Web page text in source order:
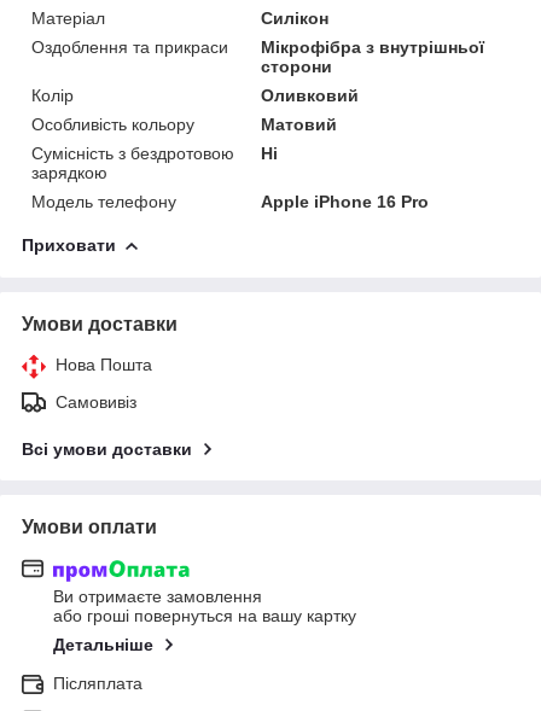
Матеріал
Силікон
Оздоблення та прикраси
Мікрофібра з внутрішньої
сторони
Колір
Оливковий
Особливість кольору
Матовий
Сумісність з бездротовою
зарядкою
Ні
Модель телефону Apple iPhone 16 Pro
Приховати
Умови доставки
Нова Пошта
Самовивіз
Всі умови доставки
Умови оплати
Ви отримаєте замовлення
або гроші повернуться на вашу картку
Детальніше
Післяплата